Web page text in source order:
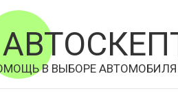
В ВЫБОРЕ АВТОМОБИЛЯ